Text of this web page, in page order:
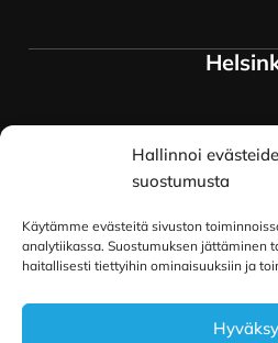
Hallinnoi
suostumusta
Käytämme evästeitä sivuston
analytiikassa. Suostumuksen jättäminen
haitallisesti tiettyihin ominaisuuksiin ja
Hyväksy
Myymälä ja
00170
Oulu
90100 Oulu